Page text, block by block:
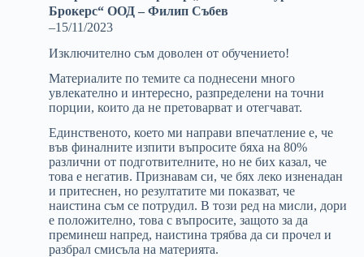
Брокерс“ ООД – Филип Събев
–15/11/2023
Изключително съм доволен от обучението!
Материалите по темите са поднесени много
увлекателно и интересно, разпределени на точни
порции, които да не претоварват и отегчават.
Единственото, което ми направи впечатление е, че
във финалните изпити въпросите бяха на 80%
различни от подготвителните, но не бих казал, че
това е негатив. Признавам си, че бях леко изненадан
и притеснен, но резултатите ми показват, че
наистина съм се потрудил. В този ред на мисли, дори
е положително, това с въпросите, защото за да
преминеш напред, наистина трябва да си прочел и
разбрал смисъла на материята.